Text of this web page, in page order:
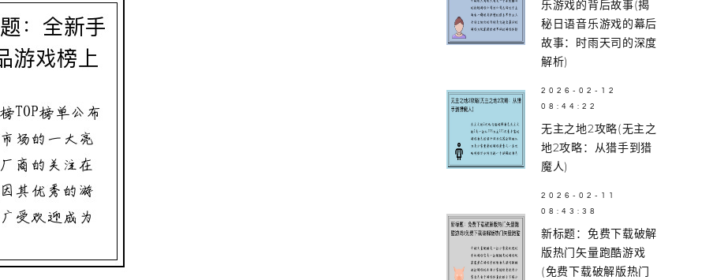
乐游戏的背后故事(揭
秘日语音乐游戏的幕后
故事：时雨天司的深度
解析)
2026-02-12
08:44:22
无主之地2攻略(无主之
地2攻略：从猎手到猎
魔人)
2026-02-11
08:43:38
新标题：免费下载破解
版热门矢量跑酷游戏
(免费下载破解版热门